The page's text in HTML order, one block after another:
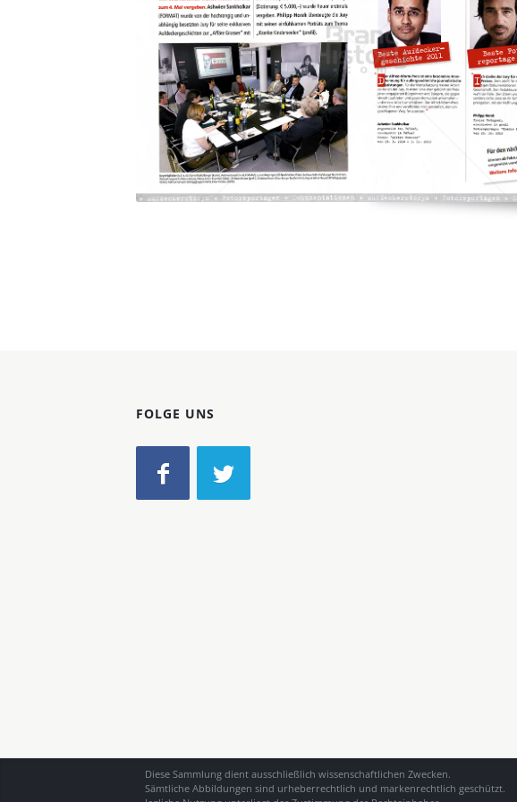
Konzerne
Epoche
FOLGE UNS
Diese Sammlung dient ausschließlich wissenschaftlichen Zwecken.
Sämtliche Abbildungen sind urheberrechtlich und markenrechtlich geschützt.